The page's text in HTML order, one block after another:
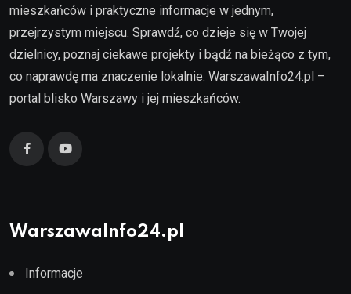
mieszkańców i praktyczne informacje w jednym,
przejrzystym miejscu. Sprawdź, co dzieje się w Twojej
dzielnicy, poznaj ciekawe projekty i bądź na bieżąco z tym,
co naprawdę ma znaczenie lokalnie. WarszawaInfo24.pl –
portal blisko Warszawy i jej mieszkańców.
WarszawaInfo24.pl
Informacje